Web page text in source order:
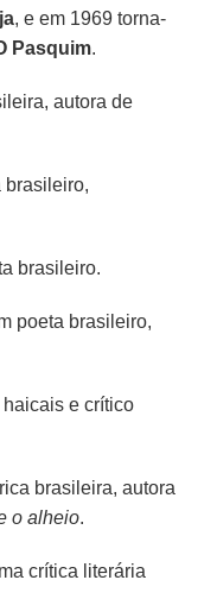
, e em 1969 torna-
Pasquim.
autora de
brasileiro,
brasileiro.
poeta brasileiro,
e crítico
brasileira, autora
o alheio.
crítica literária